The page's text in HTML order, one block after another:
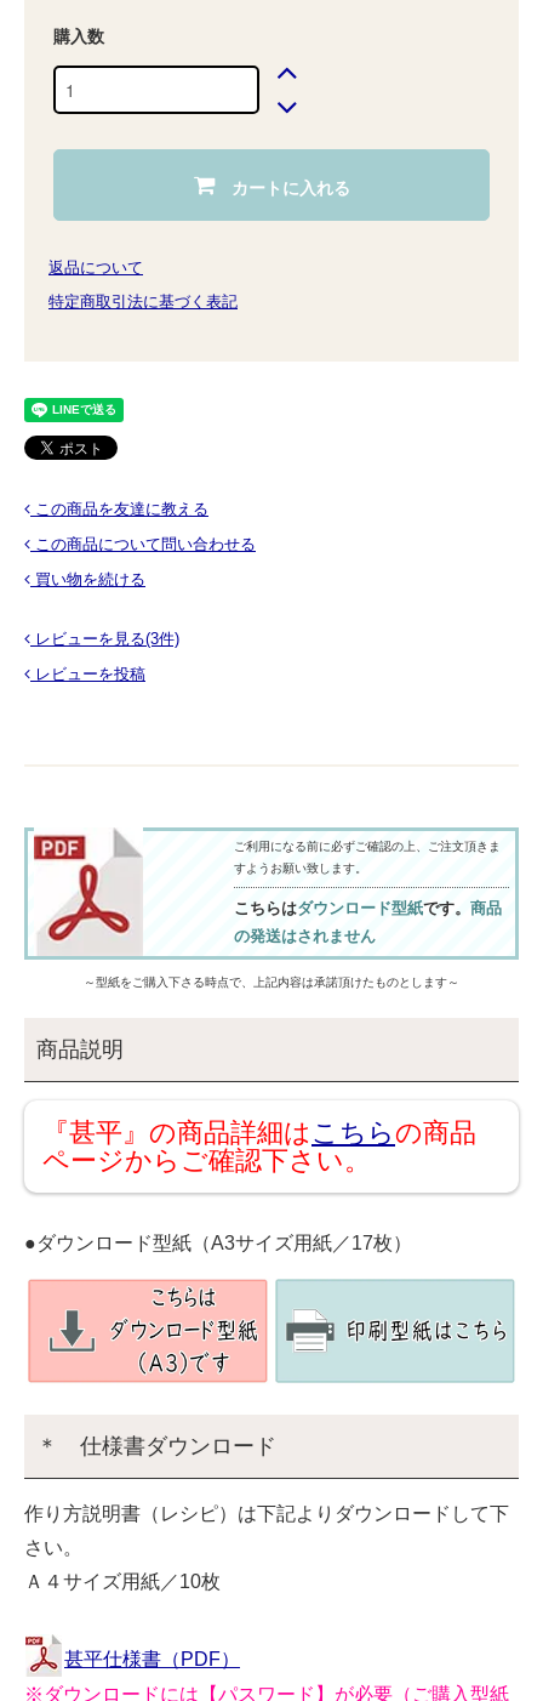
購入数
カートに入れる
返品について
特定商取引法に基づく表記
この商品を友達に教える
この商品について問い合わせる
買い物を続ける
レビューを見る(3件)
レビューを投稿
ご利用になる前に必ずご確認の上、ご注文頂きま
すようお願い致します。
こちらはダウンロード型紙です。 商品
の発送はされません
～型紙をご購入下さる時点で、上記内容は承諾頂けたものとします～
商品説明
『甚平』の商品詳細は こちらの商品
ページからご確認下さい。
●ダウンロード型紙（A3サイズ用紙／17枚）
＊ 仕様書ダウンロード
作り方説明書（レシピ）は下記よりダウンロードして下
さい。
Ａ４サイズ用紙／10枚
甚平仕様書（PDF）
※ダウンロードには【パスワード】が必要（ご購入型紙